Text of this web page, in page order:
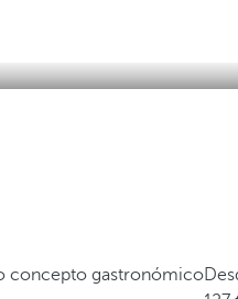
concepto gastronómico